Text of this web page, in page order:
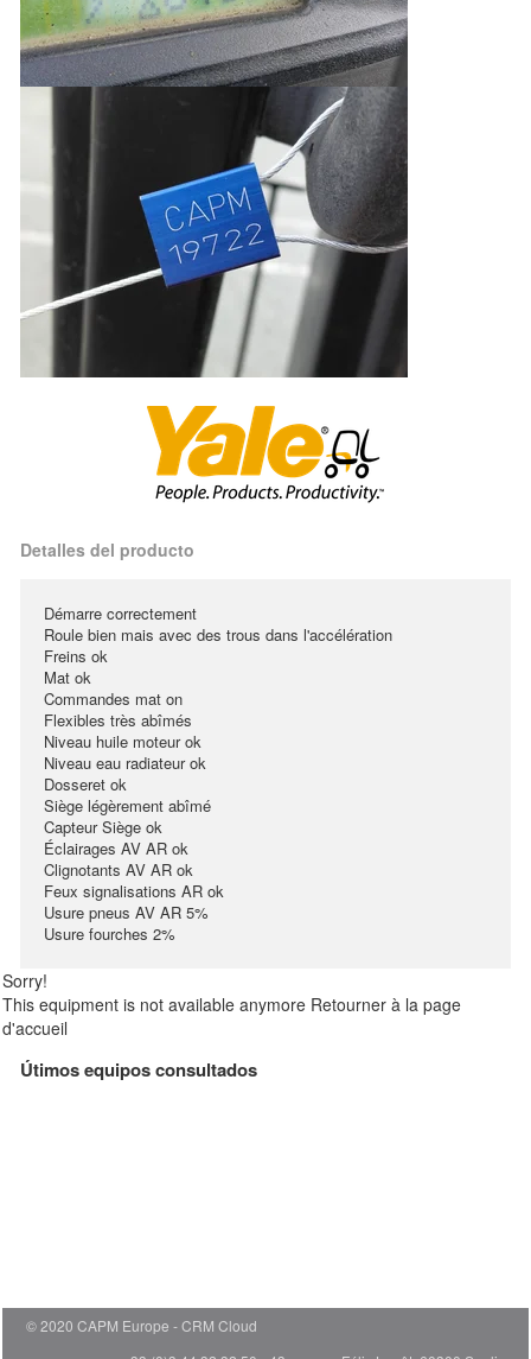
Detalles del producto
Démarre correctement
Roule bien mais avec des trous dans l'accélération
Freins ok
Mat ok
Commandes mat on
Flexibles très abîmés
Niveau huile moteur ok
Niveau eau radiateur ok
Dosseret ok
Siège légèrement abîmé
Capteur Siège ok
Éclairages AV AR ok
Clignotants AV AR ok
Feux signalisations AR ok
Usure pneus AV AR 5%
Usure fourches 2%
Sorry!
This equipment is not available anymore Retourner à la page
d'accueil
Útimos equipos consultados
© 2020 CAPM Europe
CRM Cloud